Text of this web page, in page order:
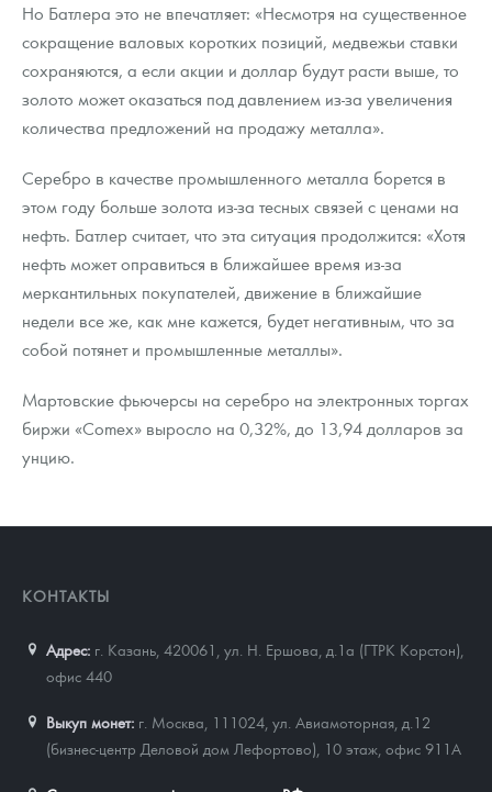
Но Батлера это не впечатляет: «Несмотря на существенное
сокращение валовых коротких позиций, медвежьи ставки
сохраняются, а если акции и доллар будут расти выше, то
золото может оказаться под давлением из-за увеличения
количества предложений на продажу металла».
Серебро в качестве промышленного металла борется в
этом году больше золота из-за тесных связей с ценами на
нефть. Батлер считает, что эта ситуация продолжится: «Хотя
нефть может оправиться в ближайшее время из-за
меркантильных покупателей, движение в ближайшие
недели все же, как мне кажется, будет негативным, что за
собой потянет и промышленные металлы».
Мартовские фьючерсы на серебро на электронных торгах
биржи «Comex» выросло на 0,32%, до 13,94 долларов за
унцию.
КОНТАКТЫ
Адрес: г. Казань, 420061 ул. Н. Ершова, д.1а (ГТРК Корстон),
офис 440
Выкуп монет: г. Москва, 111024, ул. Авиамоторная, д.12
(бизнес-центр Деловой дом Лефортово), 10 этаж, офис 911А